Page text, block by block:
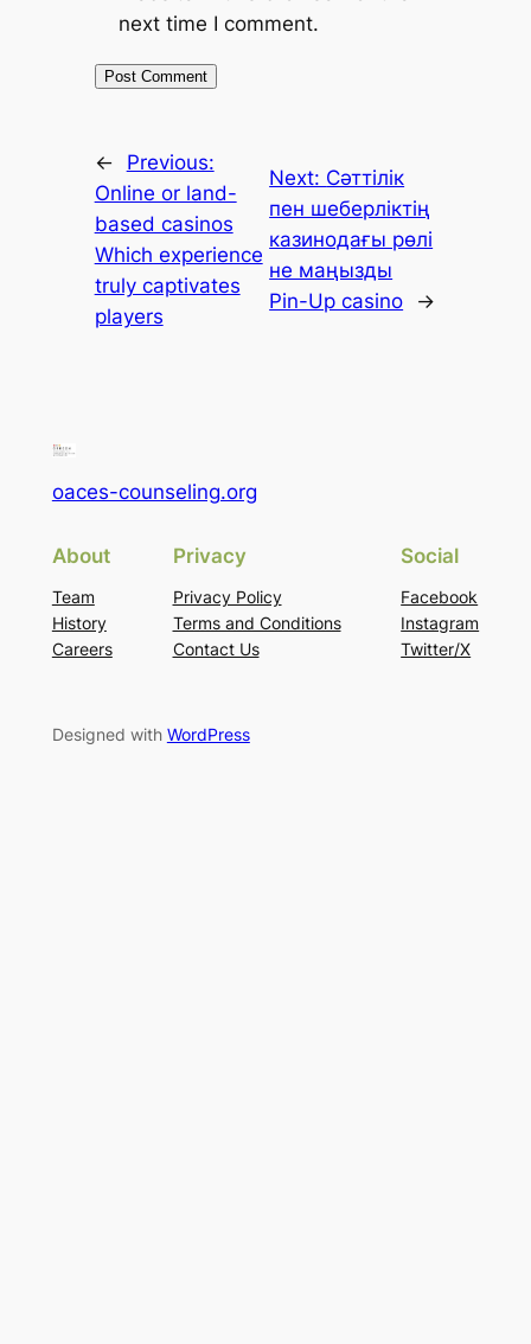
next time I comment.
←
Previous:
Online or land-
based casinos
Which experience
truly captivates
players
Next: Сәттілік
пен шеберліктің
казинодағы рөлі
не маңызды
Pin-Up casino
→
oaces-counseling.org
About
Team
History
Careers
Privacy
Privacy Policy
Terms and Conditions
Contact Us
Social
Facebook
Instagram
Twitter/X
Designed with WordPress